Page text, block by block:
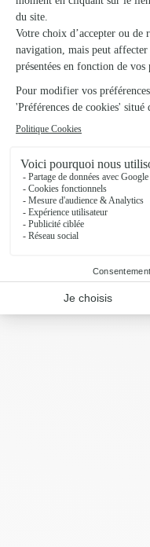
Arrangement of Plants
dès108€